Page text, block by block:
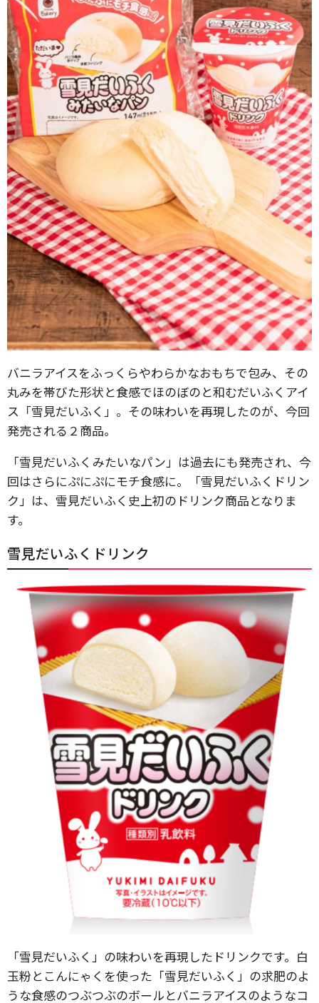
バニラアイスをふっくらやわらかなおもちで包み、その
丸みを帯びた形状と食感でほのぼのと和むだいふくアイ
ス「雪見だいふく」。その味わいを再現したのが、今回
発売される２商品。
「雪見だいふくみたいなパン」は過去にも発売され、今
回はさらにぷにぷにモチ食感に。「雪見だいふくドリン
ク」は、雪見だいふく史上初のドリンク商品となりま
す。
雪見だいふくドリンク
「雪見だいふく」の味わいを再現したドリンクです。白
玉粉とこんにゃくを使った「雪見だいふく」の求肥のよ
うな食感のつぶつぶのボールとバニラアイスのようなコ